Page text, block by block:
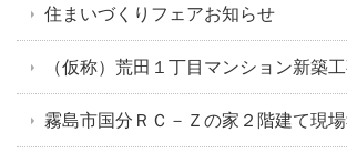
住まいづくりフェアお知らせ
（仮称）荒田１丁目マンション新築
霧島市国分ＲＣ－Ｚの家２階建て現